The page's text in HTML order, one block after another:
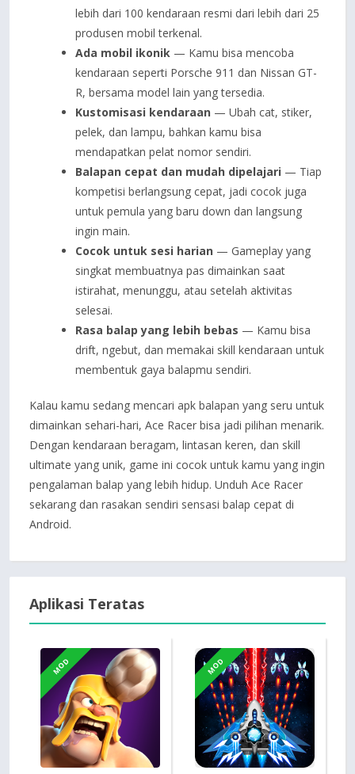
lebih dari 100 kendaraan resmi dari lebih dari 25
produsen mobil terkenal.
Ada mobil ikonik — Kamu bisa mencoba
kendaraan seperti Porsche 911 dan Nissan GT-
R, bersama model lain yang tersedia.
Kustomisasi kendaraan — Ubah cat, stiker,
pelek, dan lampu, bahkan kamu bisa
mendapatkan pelat nomor sendiri.
Balapan cepat dan mudah dipelajari — Tiap
kompetisi berlangsung cepat, jadi cocok juga
untuk pemula yang baru down dan langsung
ingin main.
Cocok untuk sesi harian — Gameplay yang
singkat membuatnya pas dimainkan saat
istirahat, menunggu, atau setelah aktivitas
selesai.
Rasa balap yang lebih bebas — Kamu bisa
drift, ngebut, dan memakai skill kendaraan untuk
membentuk gaya balapmu sendiri.
Kalau kamu sedang mencari apk balapan yang seru untuk
dimainkan sehari-hari, Ace Racer bisa jadi pilihan menarik.
Dengan kendaraan beragam, lintasan keren, dan skill
ultimate yang unik, game ini cocok untuk kamu yang ingin
pengalaman balap yang lebih hidup. Unduh Ace Racer
sekarang dan rasakan sendiri sensasi balap cepat di
Android.
Aplikasi Teratas
MOD MOD